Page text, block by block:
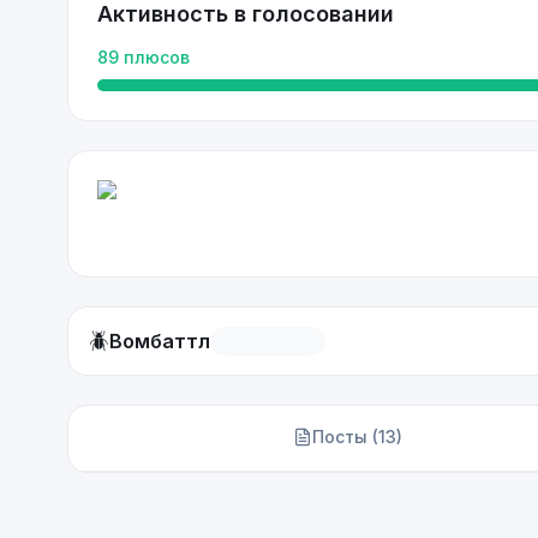
Активность в голосовании
89 плюсов
🪲Вомбаттл
Посты (13)